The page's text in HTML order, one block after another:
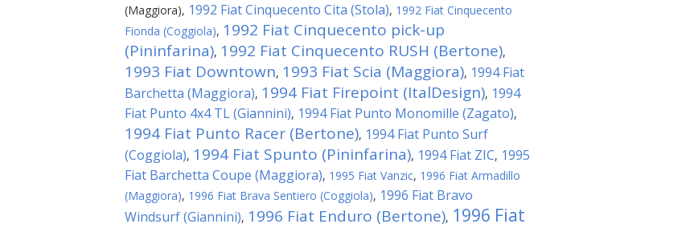
(Maggiora), 1992 Fiat Cinquecento Cita (Stola), 1992 Fiat Cinquecento
Fionda (Coggiola), 1992 Fiat Cinquecento pick-up
(Pininfarina), 1992 Fiat Cinquecento RUSH (Bertone),
1993 Fiat Downtown, 1993 Fiat Scia (Maggiora), 1994 Fiat
Barchetta (Maggiora), 1994 Fiat Firepoint (ItalDesign), 1994
Fiat Punto 4x4 TL (Giannini), 1994 Fiat Punto Monomille (Zagato),
1994 Fiat Punto Racer (Bertone), 1994 Fiat Punto Surf
(Coggiola), 1994 Fiat Spunto (Pininfarina), 1994 Fiat ZIC, 1995
Fiat Barchetta Coupe (Maggiora), 1995 Fiat Vanzic, 1996 Fiat Armadillo
(Maggiora), 1996 Fiat Brava Sentiero (Coggiola), 1996 Fiat Bravo
Windsurf (Giannini), 1996 Fiat Enduro (Bertone), 1996 Fiat